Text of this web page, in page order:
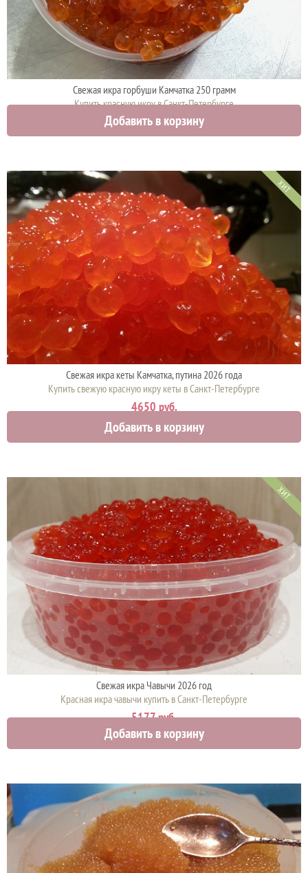
Свежая икра горбуши Камчатка 250 грамм
Купить красную икру в Санкт-Петербурге
4425 руб.
Добавить в корзину
ХИТ
Свежая икра кеты Камчатка, путина 2026 года
Купить свежую красную икру кеты в Санкт-Петербурге
4650 руб.
Добавить в корзину
ХИТ
Свежая икра Чавычи 2026 год
Красная икра чавычи купить в Санкт-Петербурге
5177 руб.
Добавить в корзину